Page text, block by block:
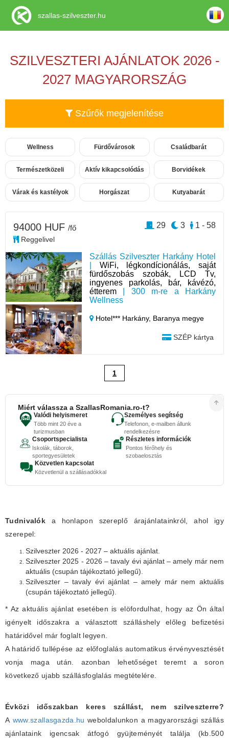
SZILVESZTERI AJÁNLATOK 2026 -
2027 MAGYARORSZÁG
Szűrők megjelenítése
Wellness Fürdővárosok Családbarát
Természetközeli Aktív kikapcsolódás Borvidékek
Várak és kastélyok Horgászat Kutyabarát
Szállás Szilveszter Harkány Hotel
WiFi, légkondícionálás, saját
fürdőszobás szobák, LCD Tv,
ingyenes parkolás, bár, kávézó,
étterem | 300 m-re a Harkány
Wellness
Hotel*** Harkány, Baranya megye
SZÉP kártya
94000 HUF /fő
Reggelivel
1 - 58
3
29
1
Miért válassza a SzallasRomania.ro-t?
Valódi helyismeret
Több mint 20 éve a
turizmusban
Személyes segítség
Telefonon, e-mailben állunk
rendelkezésre
Csoportspecialista
Iskolák, táborok,
sportegyesületek
Részletes információk
Pontos férőhely és
szobaelosztás
Közvetlen kapcsolat
Közvetlenül a szállásadókkal
Tudnivalók a honlapon szereplő árajánlatainkról, ahol igy
szerepel:
Szilveszter 2026 - 2027 – aktuális ajánlat.
Szilveszter 2025 - 2026 – tavaly évi ajánlat – amely már nem
aktuális (csupán tájékoztató jellegű).
Szilveszter – tavaly évi ajánlat – amely már nem aktuális
(csupán tájékoztató jellegű).
* Az aktuális ajánlat esetében is elöfordulhat, hogy az Ön által
igényelt időszakra a választott szálláshely előleg befizetési
határidővel már foglalt legyen.
A határidő tullépése az előfoglalás automatikus érvényvesztését
vonja maga után. azonban lehetőséget teremt a soron
következő ujabb szállásfoglalás megtételére.
Évközi időszakban keres szállást, nem szilveszterre?
A www.szallasgazda.hu weboldalunkon a magyarországi szállás
ajánlataink igencsak átfogó gyüjteményét találja (kb.500
szallas-szilveszter.hu